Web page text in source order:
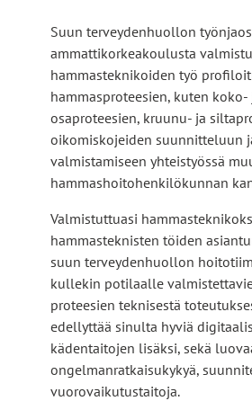
Suun terveydenhuollon
ammattikorkeakoulusta
hammasteknikoiden työ
hammasproteesien, kuten koko-
osaproteesien, kruunu- ja
oikomiskojeiden suunnitteluun
valmistamiseen yhteistyössä
hammashoitohenkilökunnan
Valmistuttuasi
hammasteknisten töiden
suun terveydenhuollon
kullekin potilaalle
proteesien teknisestä
edellyttää sinulta hyviä
kädentaitojen lisäksi, sekä
ongelmanratkaisukykyä,
vuorovaikutustaitoja.